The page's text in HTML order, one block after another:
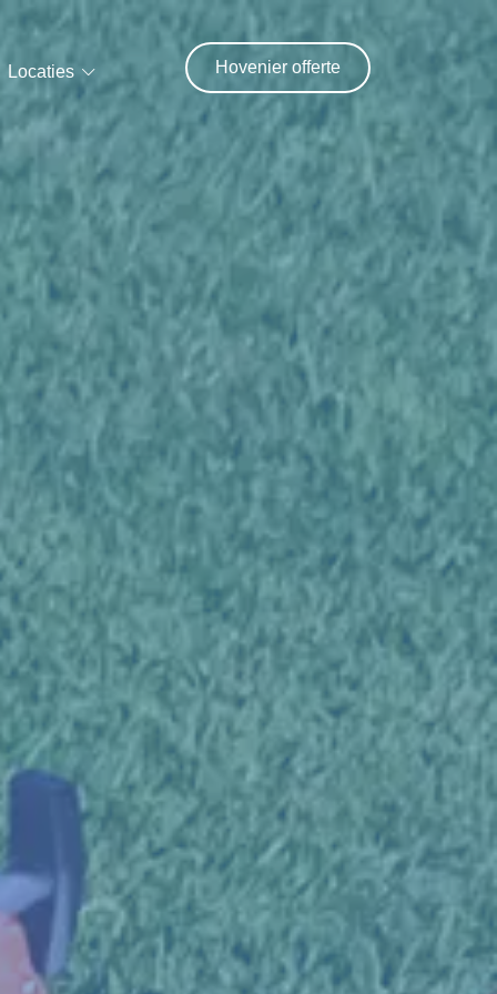
Locaties Hovenier offerte